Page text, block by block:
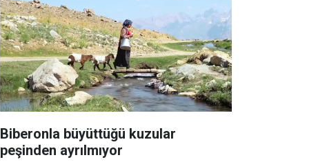
Biberonla büyüttüğü kuzular
peşinden ayrılmıyor